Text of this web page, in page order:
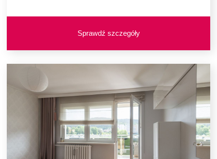
Sprawdź szczegóły